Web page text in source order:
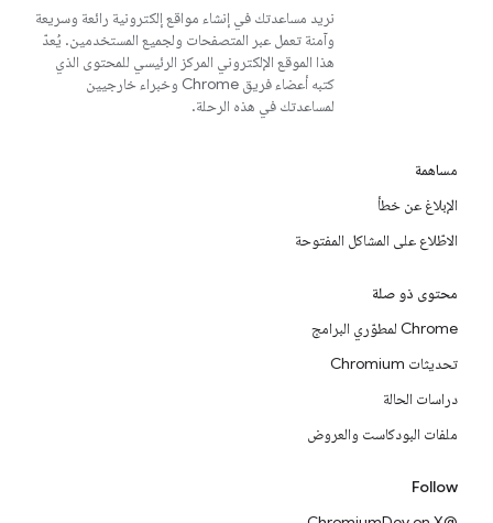
نريد مساعدتك في إنشاء مواقع إلكترونية رائعة وسريعة
وآمنة تعمل عبر المتصفحات ولجميع المستخدمين. يُعدّ
هذا الموقع الإلكتروني المركز الرئيسي للمحتوى الذي
كتبه أعضاء فريق Chrome وخبراء خارجيين
لمساعدتك في هذه الرحلة.
مساهمة
الإبلاغ عن خطأ
الاطّلاع على المشاكل المفتوحة
محتوى ذو صلة
Chrome لمطوّري البرامج
تحديثات Chromium
دراسات الحالة
ملفات البودكاست والعروض
Follow